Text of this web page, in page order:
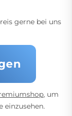
gerne bei uns
, um
einzusehen.